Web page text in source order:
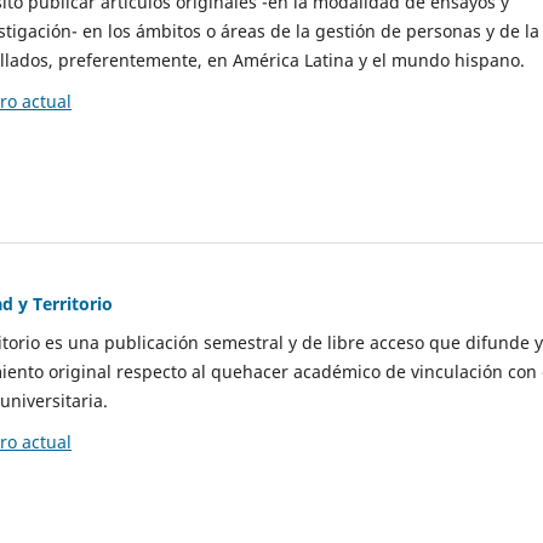
en los ámbitos o áreas de la gestión de personas y de la
preferentemente, en América Latina y el mundo hispano.
actual
y Territorio
es una publicación semestral y de libre acceso que difunde y
original respecto al quehacer académico de vinculación con
actual